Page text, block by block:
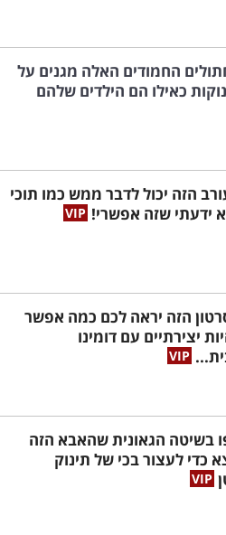
החמודים האלה מגנים על
כאילו הם הילדים שלהם
הזה יכול לדבר ממש כמו תוכי
ידעתי שזה אפשרי!
הזה יראה לכם כמה אפשר
יצירתיים עם דומינו
בשיטה הגאונית שהאבא הזה
כדי לעצור בכי של תינוק